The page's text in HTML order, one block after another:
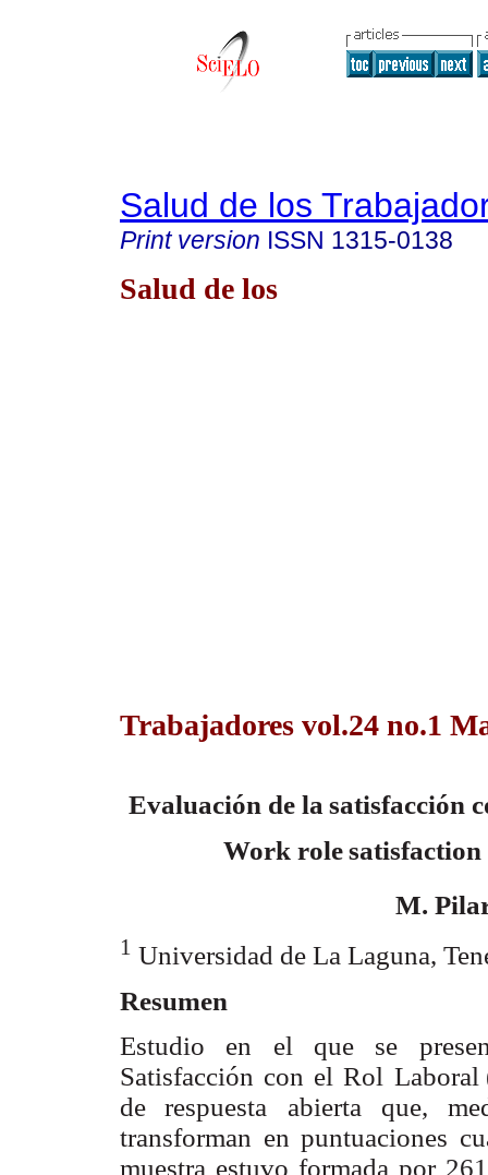
Salud de los
Print version ISSN 1315-0138
Salud de los
Trabajadores vol.24 no.1
Evaluación de la satisfacción
Work role satisfaction
M.
1 Universidad de La Laguna,
Resumen
Estudio
en el que se
Satisfacción con el Rol Laboral
de respuesta
abierta que,
transforman en puntuaciones
muestra estuvo formada por